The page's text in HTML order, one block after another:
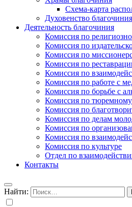
Схема-карта
Духовенство благочиния
Деятельность благочиния
Комиссия по
Комиссия по
Комиссия по
Комиссия по
Комиссия по
Комиссия по работе с
Комиссия по борьбе с
Комиссия по
Комиссия по
Комиссия по делам
Комиссия по
Комиссия по
Комиссия по культуре
Отдел по
Контакты
Найти: